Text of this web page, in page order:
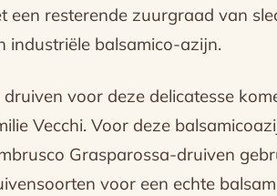
een resterende zuurgraad van
industriële balsamico-azijn.
druiven voor deze delicatesse
Vecchi. Voor deze
Grasparossa-druiven
voor een echte